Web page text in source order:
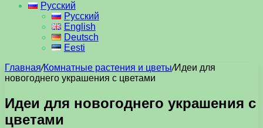
Русский
Русский
English
Deutsch
Eesti
Главная/Комнатные растения и цветы/Идеи для
новогоднего украшения с цветами
Идеи для новогоднего украшения с
цветами